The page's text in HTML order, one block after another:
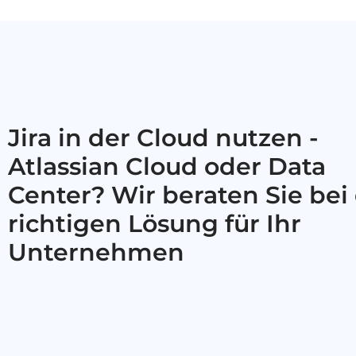
Jira in der Cloud nutzen -
Atlassian Cloud oder Data
Center? Wir beraten Sie bei
richtigen Lösung für Ihr
Unternehmen